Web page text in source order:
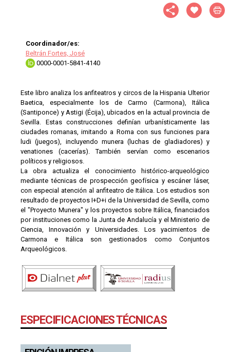
Coordinador/es:
Beltrán Fortes, José
0000-0001-5841-4140
Este libro analiza los anfiteatros y circos de la Hispania Ulterior
Baetica, especialmente los de Carmo (Carmona), Itálica
(Santiponce) y Astigi (Écija), ubicados en la actual provincia de
Sevilla. Estas construcciones definían urbanísticamente las
ciudades romanas, imitando a Roma con sus funciones para
ludi (juegos), incluyendo munera (luchas de gladiadores) y
venationes (cacerías). También servían como escenarios
políticos y religiosos.
La obra actualiza el conocimiento histórico-arqueológico
mediante técnicas de prospección geofísica y escáner láser,
con especial atención al anfiteatro de Itálica. Los estudios son
resultado de proyectos I+D+i de la Universidad de Sevilla, como
el "Proyecto Munera" y los proyectos sobre Itálica, financiados
por instituciones como la Junta de Andalucía y el Ministerio de
Ciencia, Innovación y Universidades. Los yacimientos de
Carmona e Itálica son gestionados como Conjuntos
Arqueológicos.
ESPECIFICACIONES TÉCNICAS